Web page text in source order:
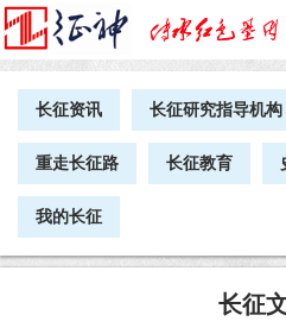
长征资讯 长征研究指导机构
重走长征路 长征教育
我的长征
长征